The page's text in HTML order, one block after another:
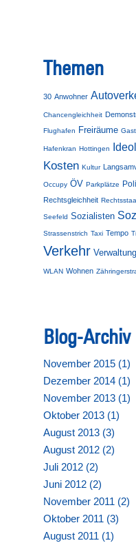
Themen
30 Anwohner
Chancengleichheit
Flughafen Freiräume
Hafenkran Hottingen
Kosten Kultur
Occupy ÖV Parkplätze
Rechtsgleichheit
Seefeld Sozialisten
Strassenstrich Taxi Tempo
Verkehr Verwaltung
WLAN Wohnen
Blog-Archiv
November 2015 (1)
Dezember 2014 (1)
November 2013 (1)
Oktober 2013 (1)
August 2013 (3)
August 2012 (2)
Juli 2012 (2)
Juni 2012 (2)
November 2011 (2)
Oktober 2011 (3)
August 2011 (1)